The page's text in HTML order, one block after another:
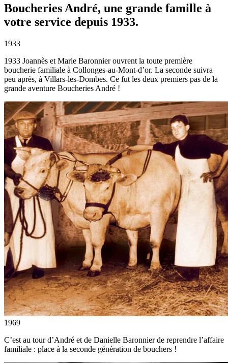
Boucheries André, une grande famille à
votre service depuis 1933.
1933
1933 Joannès et Marie Baronnier ouvrent la toute première
boucherie familiale à Collonges-au-Mont-d’or. La seconde suivra
peu après, à Villars-les-Dombes. Ce fut les deux premiers pas de la
grande aventure Boucheries André !
1969
C’est au tour d’André et de Danielle Baronnier de reprendre l’affaire
familiale : place à la seconde génération de bouchers !